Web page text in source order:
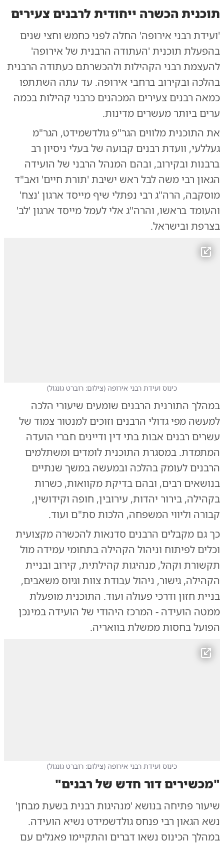
תוכנית הכשרה ייחודית לרבנים צעירים
'ועידת רבני אירופה' החלה לפני כחמש וחצי שנים
בהפעלת תוכנית 'העתודה הרבנית של אירופה'
להעצמת רבני הקהילות ולהכשרתם כעתודה הרבנית
בהלכה ובקירוב ברחבי אירופה. עד עתה השתתפו
כמאה רבנים צעירים המכהנים כרבני קהילות בכמה
ערים ביותר מעשרים מדינות.
את התוכנית מלווים הגר"פ גולדשמידט, הגר"מ
געללעי, וועדת רבנים קבועה של בעלי ניסיון רב
ברבנות ובקירוב, ובהם המנהל הרבני של הועידה
הגאון רבי משה לבל ראש ישיבת 'תורת חיים' ואב"ד
מוסקבה, הרה"ג רבי נפתלי שיף מייסד ארגון 'נצח'
והעומד בראשו, והרה"ג אלי לעמל מייסד ארגון 'לב'
בצרפת ובישראל.
כינוס ועידת רבני אירופה (צילום: רוברט גונגול)
במהלך התורנית הרבנים שומעים שיעורי הלכה
למעשה מפי גדולי הרבנים וזוכים למנטור צמוד של
עשרים רבנים אבות בתי דין ודיינים חברי הועדה
המתמדת. במסגרת התוכנית לומדים ומשתלמים
הרבנים לעומק בהלכה ובמעשה במשך שנתיים
בנושאים רבים, ובהם בדיקת מקוואות, כשרות
בקהילה, בירור יהדות, עירובין, חופה וקידושין,
קבורה וליווי המשפחה, הלכות סת"ם ועוד.
כך גם מקבלים הרבנים סדנאות להכשרה מקצועית
וכלים לפיתוח וניהול הקהילה בתחומי עמידה מול
תקשורת וקהל, מנהיגות קהילתית, קירוב ובניית
הקהילה, גישור, ניהול עבודת צוות וגיוס משאבים,
בניית חזון ודרכי פעולה ועוד. התוכנית מופעלת
ממטה הועידה - המרכז היהודי של הועידה במינכן
הפועל בחסות ממשלת בוואריה.
כינוס ועידת רבני אירופה (צילום: רוברט גונגול)
"מכשירים דור חדש של רבנים"
שיעור פתיחה בנושא 'מנהיגות רבנית בשעת מבחן'
נשא הגאון רבי פנחס גולדשמידט נשיא הועידה.
במהלך הכינוס נשאו דברים והתקיימו פאנלים עם